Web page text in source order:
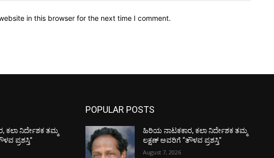
in this browser for the next time I comment.
ಕಲಾ ನಿರ್ದೇಶಕ ತಮ್ಮ
ಪ್ರಶಸ್ತಿ”
POPULAR POSTS
ಹಿರಿಯ ನಾಟಕಕಾರ, ಕಲಾ ನಿರ್ದೇಶಕ ತಮ್ಮ
ಲಕ್ಷಣ್ ಅವರಿಗೆ “ತೌಳವ ಪ್ರಶಸ್ತಿ”
August 7, 2026